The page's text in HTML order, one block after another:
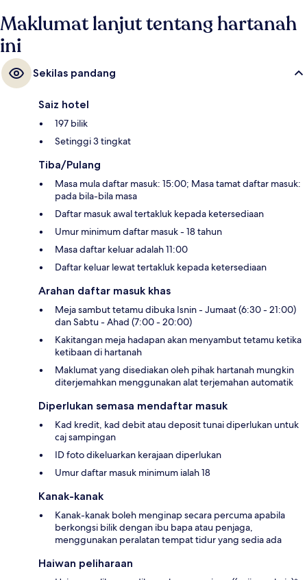
Maklumat lanjut tentang hartanah
ini
Sekilas pandang
Saiz hotel
197 bilik
Setinggi 3 tingkat
Tiba/Pulang
Masa mula daftar masuk: 15:00; Masa tamat daftar masuk:
pada bila-bila masa
Daftar masuk awal tertakluk kepada ketersediaan
Umur minimum daftar masuk - 18 tahun
Masa daftar keluar adalah 11:00
Daftar keluar lewat tertakluk kepada ketersediaan
Arahan daftar masuk khas
Meja sambut tetamu dibuka Isnin - Jumaat (6:30 - 21:00)
dan Sabtu - Ahad (7:00 - 20:00)
Kakitangan meja hadapan akan menyambut tetamu ketika
ketibaan di hartanah
Maklumat yang disediakan oleh pihak hartanah mungkin
diterjemahkan menggunakan alat terjemahan automatik
Diperlukan semasa mendaftar masuk
Kad kredit, kad debit atau deposit tunai diperlukan untuk
caj sampingan
ID foto dikeluarkan kerajaan diperlukan
Umur daftar masuk minimum ialah 18
Kanak-kanak
Kanak-kanak boleh menginap secara percuma apabila
berkongsi bilik dengan ibu bapa atau penjaga,
menggunakan peralatan tempat tidur yang sedia ada
Haiwan peliharaan